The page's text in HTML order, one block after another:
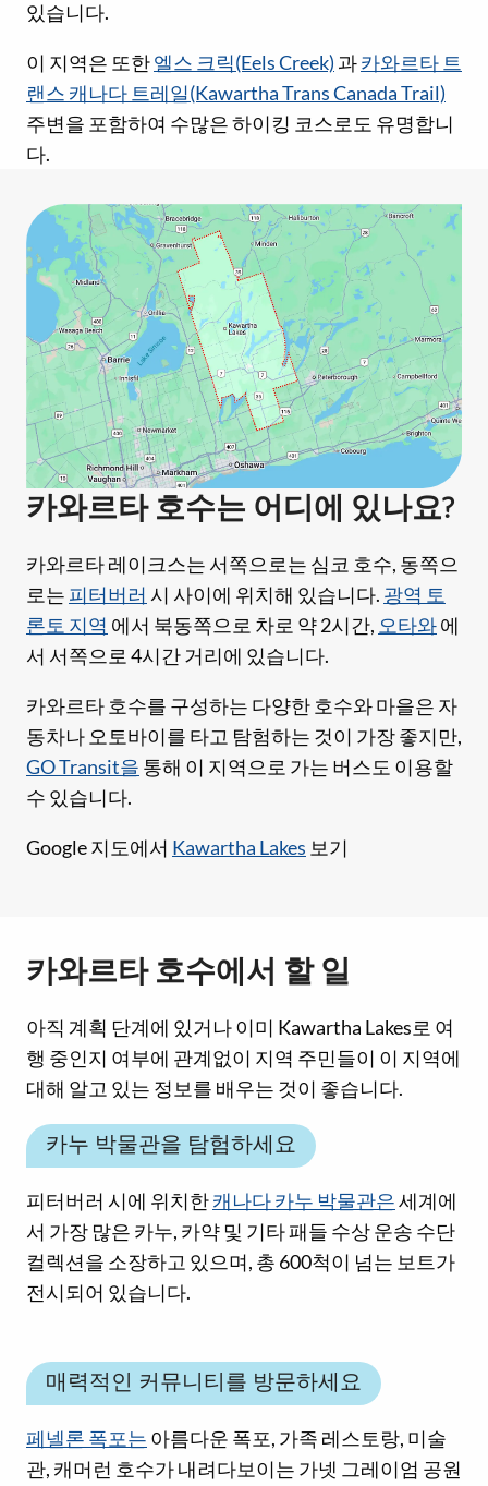
있습니다.
이 지역은 또한엘스 크릭(Eels Creek) 과카와르타 트
랜스 캐나다 트레일(Kawartha Trans Canada Trail)
주변을 포함하여 수많은 하이킹 코스로도 유명합니
다.
카와르타 호수는 어디에 있나요?
카와르타 레이크스는 서쪽으로는 심코 호수, 동쪽으
로는 피터버러 시 사이에 위치해 있습니다. 광역 토
론토 지역 에서 북동쪽으로 차로 약 2시간, 오타와에
서 서쪽으로 4시간 거리에 있습니다.
카와르타 호수를 구성하는 다양한 호수와 마을은 자
동차나 오토바이를 타고 탐험하는 것이 가장 좋지만,
GO Transit을 통해 이 지역으로 가는 버스도 이용할
수 있습니다.
Google 지도에서 Kawartha Lakes 보기
카와르타 호수에서 할 일
아직 계획 단계에 있거나 이미 Kawartha Lakes로 여
행 중인지 여부에 관계없이 지역 주민들이 이 지역에
대해 알고 있는 정보를 배우는 것이 좋습니다.
카누 박물관을 탐험하세요
피터버러 시에 위치한캐나다 카누 박물관은세계에
서 가장 많은 카누, 카약 및 기타 패들 수상 운송 수단
컬렉션을 소장하고 있으며, 총 600척이 넘는 보트가
전시되어 있습니다.
매력적인 커뮤니티를 방문하세요
페넬론 폭포는 아름다운 폭포, 가족 레스토랑, 미술
관, 캐머런 호수가 내려다보이는 가넷 그레이엄 공원